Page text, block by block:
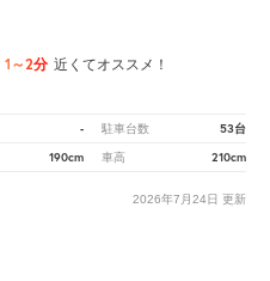
1～2分 近くてオススメ！
- 駐車台数 53台
190cm 車高 210cm
2026年7月24日 更新